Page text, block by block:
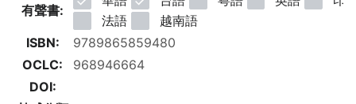
有聲書:
法語
越南語
ISBN:
OCLC:
DOI: